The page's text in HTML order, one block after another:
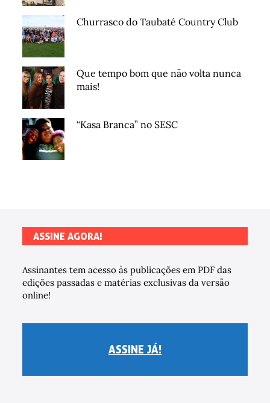
Churrasco do Taubaté Country Club
Que tempo bom que não volta nunca
mais!
“Kasa Branca” no SESC
ASSINE AGORA!
Assinantes tem acesso às publicações em PDF das
edições passadas e matérias exclusivas da versão
online!
ASSINE JÁ!